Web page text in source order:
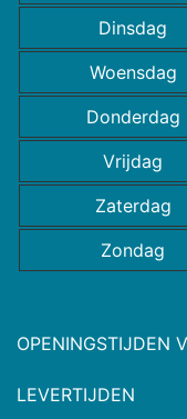
Dinsdag
Woensdag
Donderdag
Vrijdag
Zaterdag
Zondag
OPENINGSTIJDEN
LEVERTIJDEN